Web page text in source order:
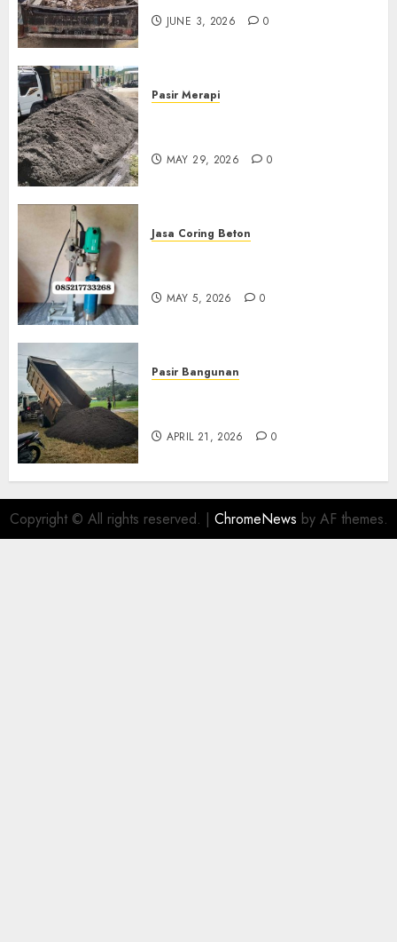
JUNE 3, 2026 0
Pasir Merapi
MAY 29, 2026 0
Jasa Coring Beton
MAY 5, 2026 0
Pasir Bangunan
APRIL 21, 2026 0
Copyright © All rights reserved. | ChromeNews by AF themes.